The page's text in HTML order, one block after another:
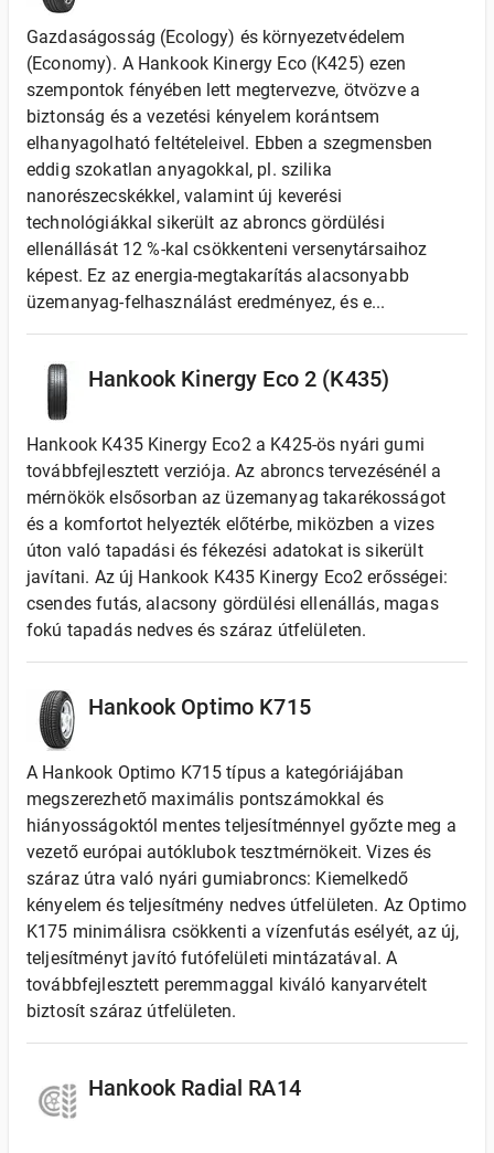
Gazdaságosság (Ecology) és környezetvédelem
(Economy). A Hankook Kinergy Eco (K425) ezen
szempontok fényében lett megtervezve, ötvözve a
biztonság és a vezetési kényelem korántsem
elhanyagolható feltételeivel. Ebben a szegmensben
eddig szokatlan anyagokkal, pl. szilika
nanorészecskékkel, valamint új keverési
technológiákkal sikerült az abroncs gördülési
ellenállását 12 %-kal csökkenteni versenytársaihoz
képest. Ez az energia-megtakarítás alacsonyabb
üzemanyag-felhasználást eredményez, és e...
Hankook Kinergy Eco 2 (K435)
Hankook K435 Kinergy Eco2 a K425-ös nyári gumi
továbbfejlesztett verziója. Az abroncs tervezésénél a
mérnökök elsősorban az üzemanyag takarékosságot
és a komfortot helyezték előtérbe, miközben a vizes
úton való tapadási és fékezési adatokat is sikerült
javítani. Az új Hankook K435 Kinergy Eco2 erősségei:
csendes futás, alacsony gördülési ellenállás, magas
fokú tapadás nedves és száraz útfelületen.
Hankook Optimo K715
A Hankook Optimo K715 típus a kategóriájában
megszerezhető maximális pontszámokkal és
hiányosságoktól mentes teljesítménnyel győzte meg a
vezető európai autóklubok tesztmérnökeit. Vizes és
száraz útra való nyári gumiabroncs: Kiemelkedő
kényelem és teljesítmény nedves útfelületen. Az Optimo
K175 minimálisra csökkenti a vízenfutás esélyét, az új,
teljesítményt javító futófelületi mintázatával. A
továbbfejlesztett peremmaggal kiváló kanyarvételt
biztosít száraz útfelületen.
Hankook Radial RA14